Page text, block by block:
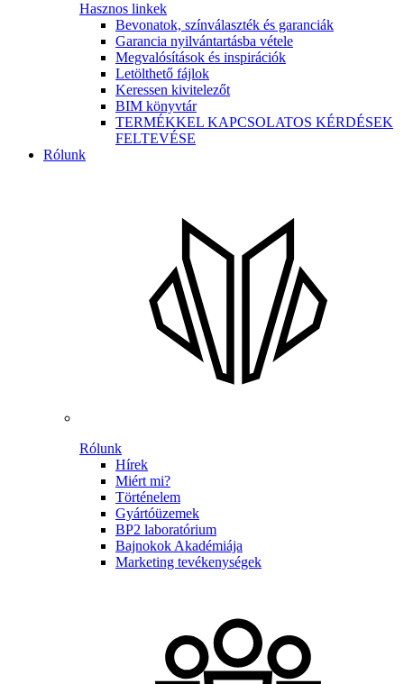
Hasznos linkek
Bevonatok, színválaszték és garanciák
Garancia nyilvántartásba vétele
Megvalósítások és inspirációk
Letölthető fájlok
Keressen kivitelezőt
BIM könyvtár
TERMÉKKEL KAPCSOLATOS KÉRDÉSEK
FELTEVÉSE
Rólunk
Rólunk
Hírek
Miért mi?
Történelem
Gyártóüzemek
BP2 laboratórium
Bajnokok Akadémiája
Marketing tevékenységek